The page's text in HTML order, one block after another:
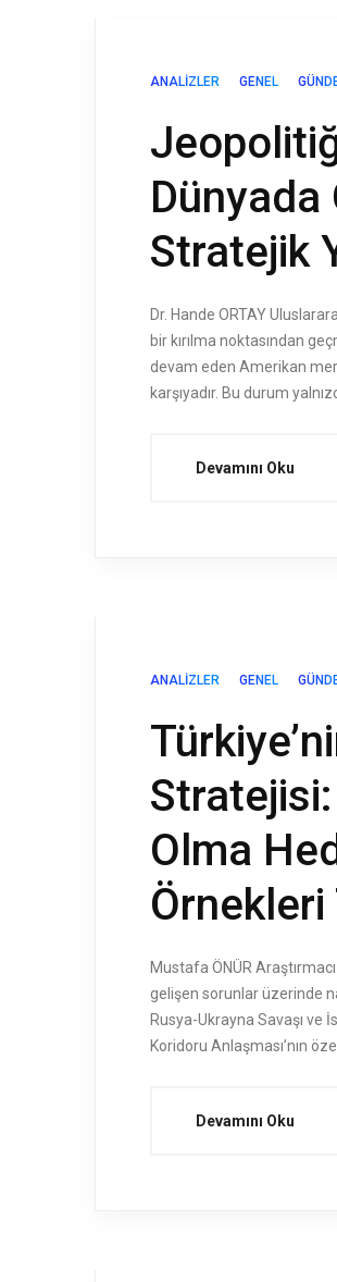
ANALIZLER GENEL
Dünyada
Stratejik
Dr. Hande ORTAY
bir kırılma noktasından
devam eden Amerikan
karşıyadır. Bu durum
Devamını Oku
ANALIZLER GENEL
Olma
Örnekleri
Mustafa ÖNÜR
gelişen sorunlar üzerinde
Rusya-Ukrayna Savaşı ve
Koridoru Anlaşması’nın
Devamını Oku